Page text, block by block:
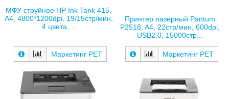
МФУ струйное HP Ink Tank 415,
A4, 4800*1200dpi, 19/15стр/мин,
4 цвета,...
Маркетинг РЕТ
Принтер лазерный Pantum
P2518, A4, 22стр/мин, 600dpi,
USB2.0, 15000стр...
Маркетинг РЕТ